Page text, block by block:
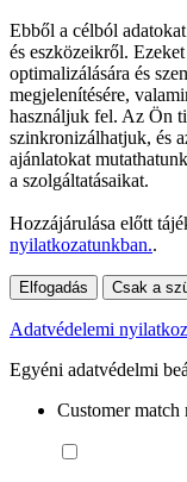
Ebből a célból
és eszközeikről.
optimalizálására és
megjelenítésére,
használjuk fel. Az Ön
szinkronizálhatjuk, és
ajánlatokat
a szolgáltatásaikat.
Hozzájárulása előtt
nyilatkozatunkban..
Elfogadás Csak a
Adatvédelemi
Egyéni adatvédelmi
Customer match